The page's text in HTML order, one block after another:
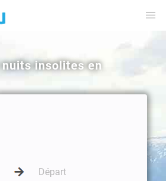
insolites en